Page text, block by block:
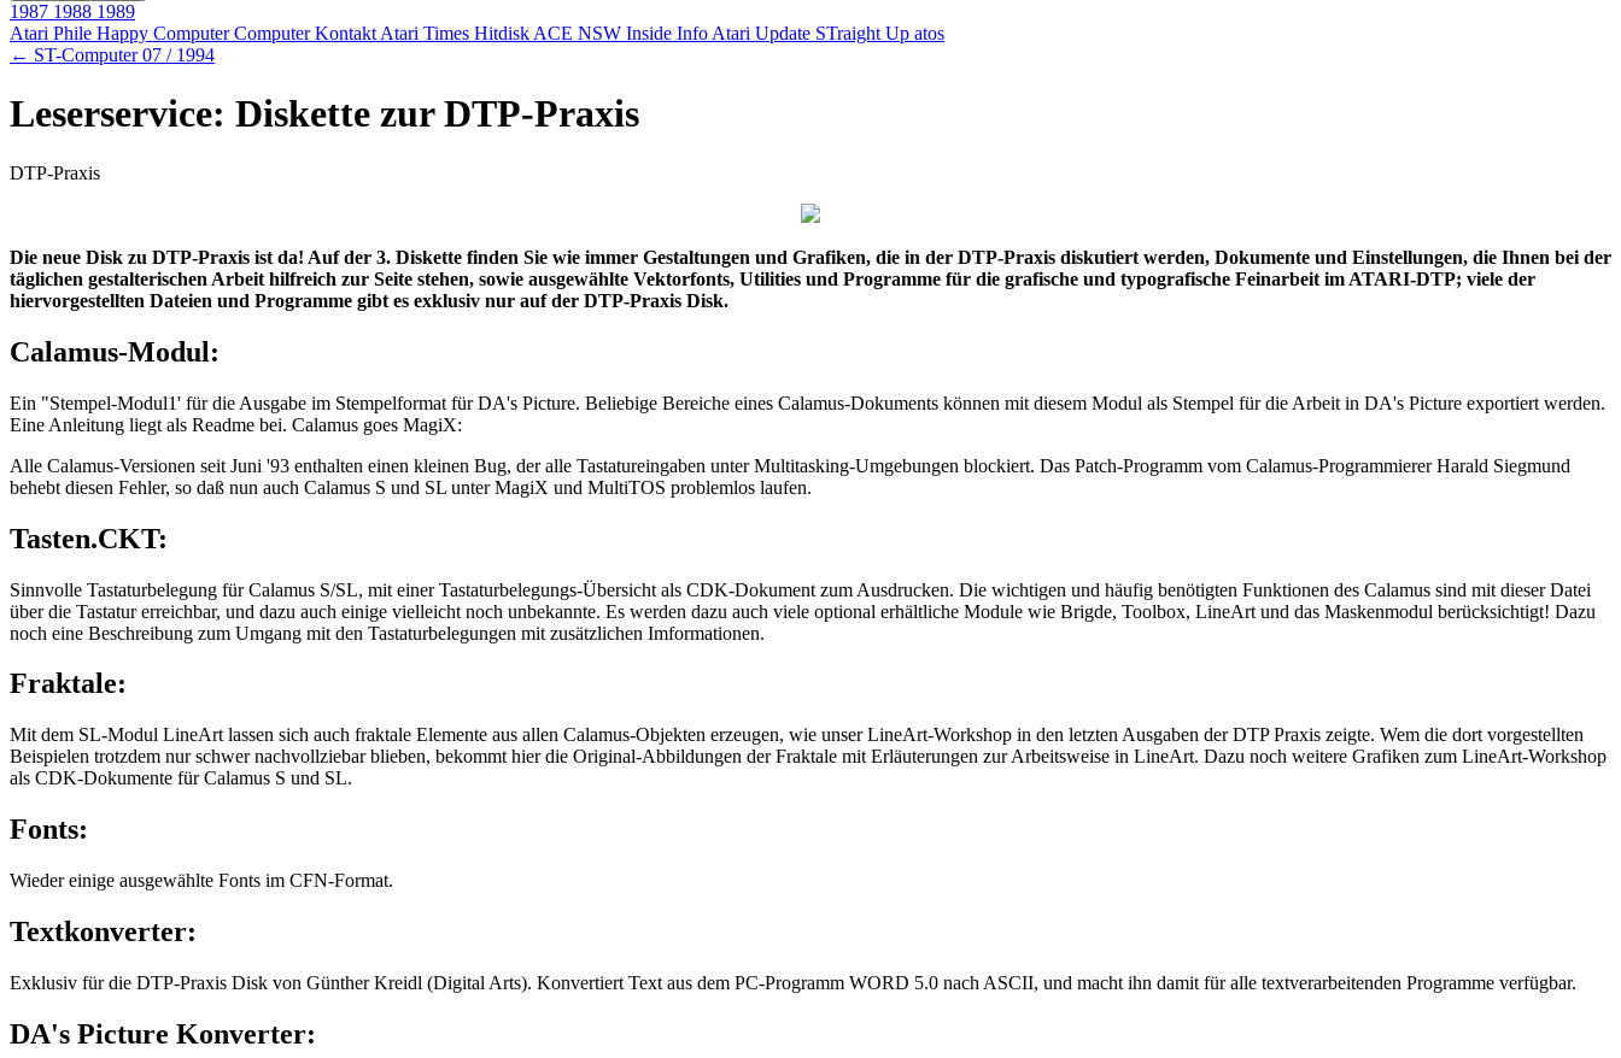
1987 1988 1989
Atari Phile Happy ComputerComputer Kontakt Atari Times Hitdisk ACE NSW Inside Info Atari Update STraight Up atos
← ST-Computer 07 / 1994
Leserservice: Diskette zur DTP-Praxis
DTP-Praxis
Die neue Disk zu DTP-Praxis ist da! Auf der 3. Diskette finden Sie wie immer Gestaltungen und Grafiken, die in der DTP-Praxis diskutiert werden, Dokumente und Einstellungen, die Ihnen bei der
täglichen gestalterischen Arbeit hilfreich zur Seite stehen, sowie ausgewählte Vektorfonts, Utilities und Programme für die grafische und typografische Feinarbeit im ATARI-DTP; viele der
hiervorgestellten Dateien und Programme gibt es exklusiv nur auf der DTP-Praxis Disk.
Calamus-Modul:
Ein "Stempel-Modul1' für die Ausgabe im Stempelformat für DA's Picture. Beliebige Bereiche eines Calamus-Dokuments können mit diesem Modul als Stempel für die Arbeit in DA's Picture exportiert werden.
Eine Anleitung liegt als Readme bei. Calamus goes MagiX:
Alle Calamus-Versionen seit Juni '93 enthalten einen kleinen Bug, der alle Tastatureingaben unter Multitasking-Umgebungen blockiert. Das Patch-Programm vom Calamus-Programmierer Harald Siegmund
behebt diesen Fehler, so daß nun auch Calamus S und SL unter MagiX und MultiTOS problemlos laufen.
Tasten.CKT:
Sinnvolle Tastaturbelegung für Calamus S/SL, mit einer Tastaturbelegungs-Übersicht als CDK-Dokument zum Ausdrucken. Die wichtigen und häufig benötigten Funktionen des Calamus sind mit dieser Datei
über die Tastatur erreichbar, und dazu auch einige vielleicht noch unbekannte. Es werden dazu auch viele optional erhältliche Module wie Brigde, Toolbox, LineArt und das Maskenmodul berücksichtigt! Dazu
noch eine Beschreibung zum Umgang mit den Tastaturbelegungen mit zusätzlichen Imformationen.
Fraktale:
Mit dem SL-Modul LineArt lassen sich auch fraktale Elemente aus allen Calamus-Objekten erzeugen, wie unser LineArt-Workshop in den letzten Ausgaben der DTP Praxis zeigte. Wem die dort vorgestellten
Beispielen trotzdem nur schwer nachvollziebar blieben, bekommt hier die Original-Abbildungen der Fraktale mit Erläuterungen zur Arbeitsweise in LineArt. Dazu noch weitere Grafiken zum LineArt-Workshop
als CDK-Dokumente für Calamus S und SL.
Fonts:
Wieder einige ausgewählte Fonts im CFN-Format.
Textkonverter:
Exklusiv für die DTP-Praxis Disk von Günther Kreidl (Digital Arts). Konvertiert Text aus dem PC-Programm WORD 5.0 nach ASCII, und macht ihn damit für alle textverarbeitenden Programme verfügbar.
DA's Picture Konverter: